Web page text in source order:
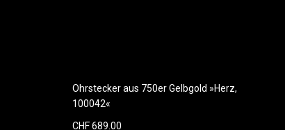
Ohrstecker aus 750er Gelbgold »Herz,
100042«
CHF 689.00